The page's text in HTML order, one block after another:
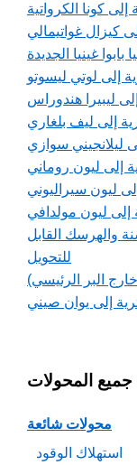
إلى كونا الكرواتية
كيزال غواتيمالي
بابوا غينيا الجديدة
إلى لوتي ليسوتو
إلى ليبيرا هندوراس
إلى ليف بلغاري
ليلانجيني سوازي
إلى ليون روماني
ليون سيراليوني
إلى ليون مولدافي
والهرسك القابل
للتحويل
البر الرئيسي)
إلى يوان صيني
جميع المحولات
محولات شائعة
استهلاك الوقود